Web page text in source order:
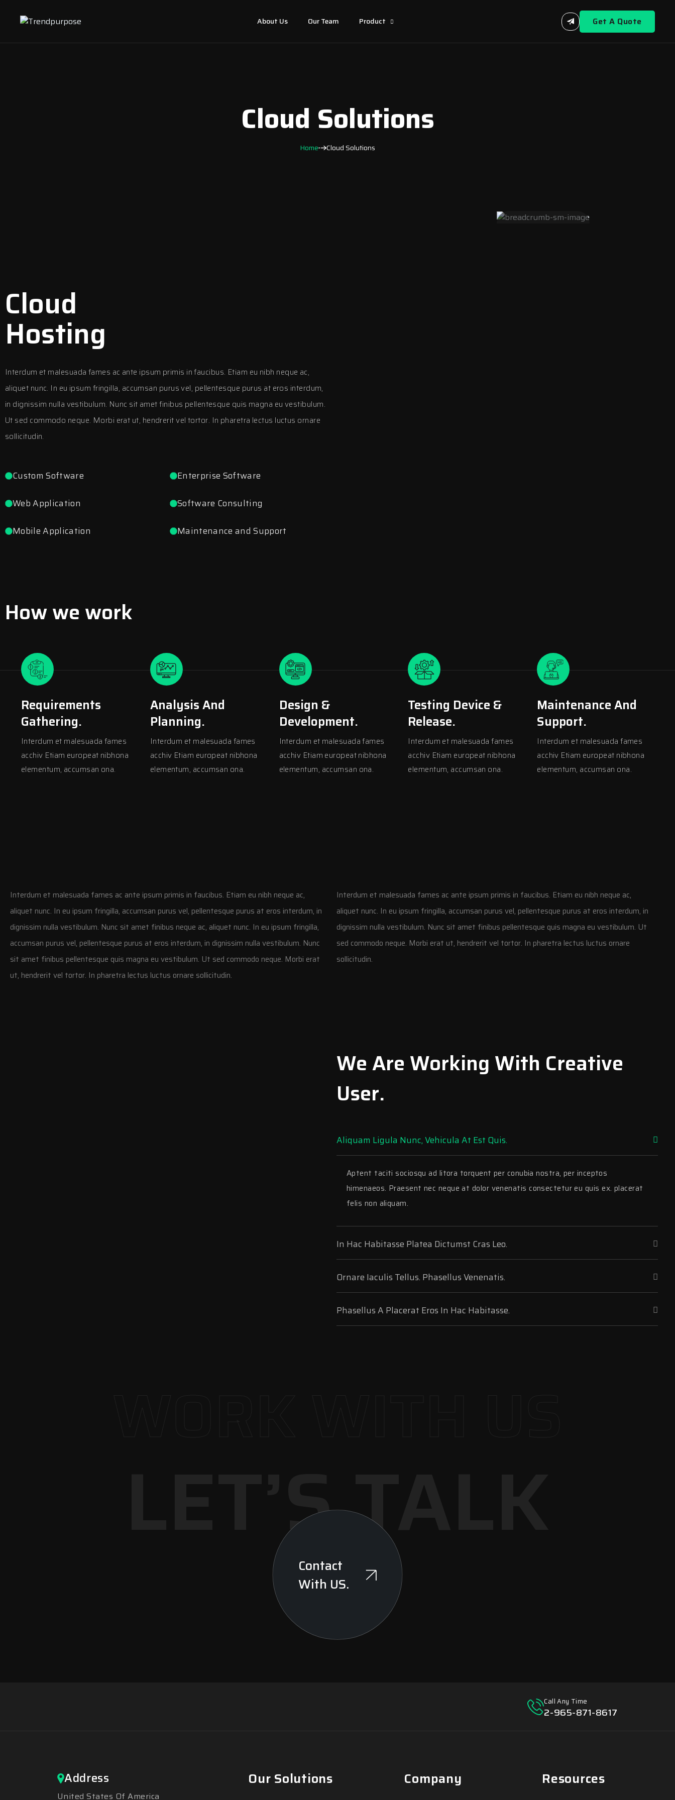
About Us Our Team Product Get A Quote
Cloud Solutions
Home Cloud Solutions
Cloud
Hosting
Interdum et malesuada fames ac ante ipsum primis in faucibus. Etiam eu nibh neque ac,
aliquet nunc. In eu ipsum fringilla, accumsan purus vel, pellentesque purus at eros interdum,
in dignissim nulla vestibulum. Nunc sit amet finibus pellentesque quis magna eu vestibulum.
Ut sed commodo neque. Morbi erat ut, hendrerit vel tortor. In pharetra lectus luctus ornare
sollicitudin.
Custom Software
Web Application
Mobile Application
Enterprise Software
Software Consulting
Maintenance and Support
How we work
Requirements
Gathering.
Interdum et malesuada fames
acchiv Etiam europeat nibhona
elementum, accumsan ona.
Analysis And
Planning.
Interdum et malesuada fames
acchiv Etiam europeat nibhona
elementum, accumsan ona.
Design &
Development.
Interdum et malesuada fames
acchiv Etiam europeat nibhona
elementum, accumsan ona.
Testing Device &
Release.
Interdum et malesuada fames
acchiv Etiam europeat nibhona
elementum, accumsan ona.
Maintenance And
Support.
Interdum et malesuada fames
acchiv Etiam europeat nibhona
elementum, accumsan ona.
Interdum et malesuada fames ac ante ipsum primis in faucibus. Etiam eu nibh neque ac,
aliquet nunc. In eu ipsum fringilla, accumsan purus vel, pellentesque purus at eros interdum, in
dignissim nulla vestibulum. Nunc sit amet finibus neque ac, aliquet nunc. In eu ipsum fringilla,
accumsan purus vel, pellentesque purus at eros interdum, in dignissim nulla vestibulum. Nunc
sit amet finibus pellentesque quis magna eu vestibulum. Ut sed commodo neque. Morbi erat
ut, hendrerit vel tortor. In pharetra lectus luctus ornare sollicitudin.
Interdum et malesuada fames ac ante ipsum primis in faucibus. Etiam eu nibh neque ac,
aliquet nunc. In eu ipsum fringilla, accumsan purus vel, pellentesque purus at eros interdum, in
dignissim nulla vestibulum. Nunc sit amet finibus pellentesque quis magna eu vestibulum. Ut
sed commodo neque. Morbi erat ut, hendrerit vel tortor. In pharetra lectus luctus ornare
sollicitudin.
We Are Working With Creative
User.
Aliquam Ligula Nunc, Vehicula At Est Quis.
Aptent taciti sociosqu ad litora torquent per conubia nostra, per inceptos
himenaeos. Praesent nec neque at dolor venenatis consectetur eu quis ex. placerat
felis non aliquam.
In Hac Habitasse Platea Dictumst Cras Leo.
Ornare Iaculis Tellus. Phasellus Venenatis.
Phasellus A Placerat Eros In Hac Habitasse.
LET’S TALK
Contact
With US.
Call Any Time
2-965-871-8617
Address
United States Of America
Our Solutions Company Resources